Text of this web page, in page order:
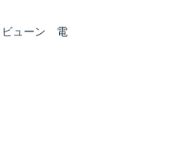
ビューン 電